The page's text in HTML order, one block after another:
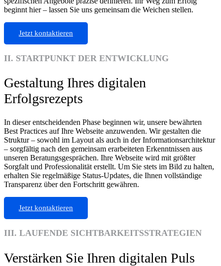
beginnt hier – lassen Sie uns gemeinsam die Weichen stellen.
Jetzt kontaktieren
II. STARTPUNKT DER ENTWICKLUNG
Gestaltung Ihres digitalen
Erfolgsrezepts
In dieser entscheidenden Phase beginnen wir, unsere bewährten
Best Practices auf Ihre Webseite anzuwenden. Wir gestalten die
Struktur – sowohl im Layout als auch in der Informationsarchitektur
– sorgfältig nach den gemeinsam erarbeiteten Erkenntnissen aus
unseren Beratungsgesprächen. Ihre Webseite wird mit größter
Sorgfalt und Professionalität erstellt. Um Sie stets im Bild zu halten,
erhalten Sie regelmäßige Status-Updates, die Ihnen vollständige
Transparenz über den Fortschritt gewähren.
Jetzt kontaktieren
III. LAUFENDE SICHTBARKEITSSTRATEGIEN
Verstärken Sie Ihren digitalen Puls